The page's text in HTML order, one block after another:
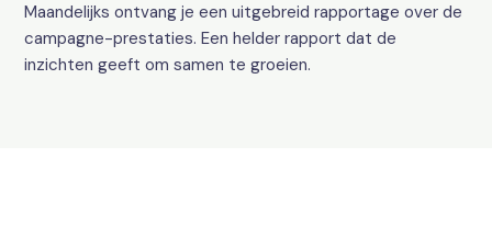
Maandelijks ontvang je een uitgebreid rapportage over de
campagne-prestaties. Een helder rapport dat de
inzichten geeft om samen te groeien.